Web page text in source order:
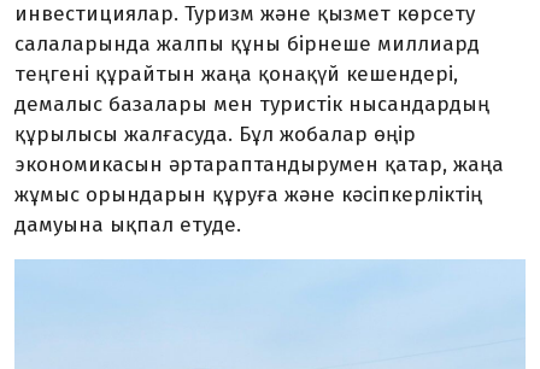
инвестициялар. Туризм және қызмет көрсету
салаларында жалпы құны бір­неше миллиард
теңгені құрай­тын жаңа қонақүй кешендері,
демалыс базалары мен туристік нысандардың
құрылысы жал­ғасуда. Бұл жобалар өңір
экономикасын әртарап­тан­дырумен қатар, жаңа
жұмыс орындарын құруға және кәсіп­керліктің
дамуына ықпал етуде.